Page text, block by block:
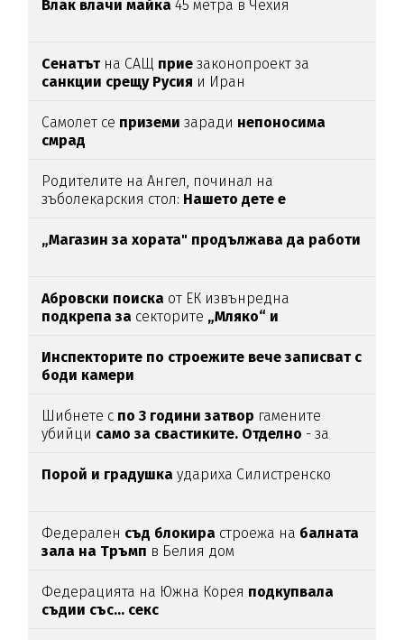
Влак влачи майка 45 метра в Чехия
Сенатътна САЩ прие законопроект за
санкции срещу Русия и Иран
Самолет се приземи заради непоносима
смрад
Родителите на Ангел, починал на
зъболекарския стол: Нашето дете е
антидотътнаупойката
„Магазин за хората" продължава да работи
Абровски поиска от ЕК извънредна
подкрепа за секторите „Мляко“ и
Инспекторите по строежите вече записват с
боди камери
Шибнете с по 3 години затвор гамените
убийци само за свастиките. Отделно - за
Порой и градушка удариха Силистренско
Федерален съд блокира строежа на балната
зала на Тръмп в Белия дом
Федерацията на Южна Корея подкупвала
съдии със... секс